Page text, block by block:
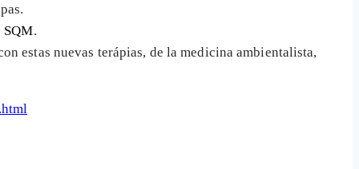
SQM.
estas nuevas terápias, de la medicina ambientalista,